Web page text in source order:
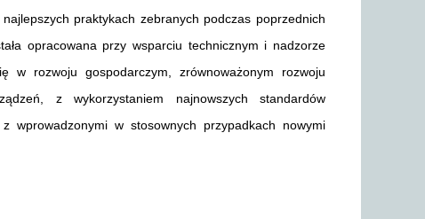
praktykach zebranych podczas poprzednich
opracowana przy wsparciu technicznym i nadzorze
w rozwoju gospodarczym, zrównoważonym rozwoju
z wykorzystaniem najnowszych standardów
w stosownych przypadkach nowymi